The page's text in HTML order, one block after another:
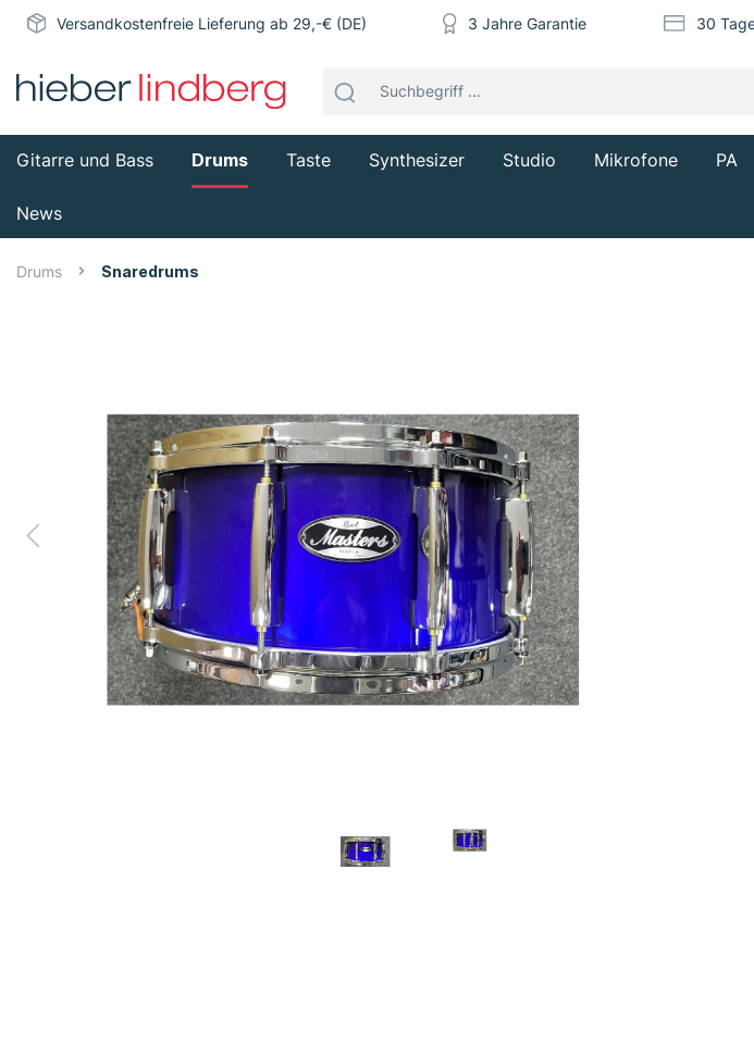
Versandkostenfreie Lieferung ab 29,-€ (DE) 3 Jahre Garantie 30
Gitarre und Bass Drums Taste Synthesizer Studio Mikrofone PA
News
Drums Snaredrums